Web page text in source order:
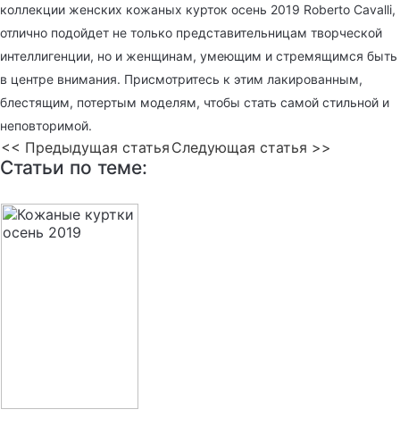
коллекции женских кожаных курток осень 2019 Roberto Cavalli,
отлично подойдет не только представительницам творческой
интеллигенции, но и женщинам, умеющим и стремящимся быть
в центре внимания. Присмотритесь к этим лакированным,
блестящим, потертым моделям, чтобы стать самой стильной и
неповторимой.
<< Предыдущая статья Следующая статья >>
Статьи по теме: